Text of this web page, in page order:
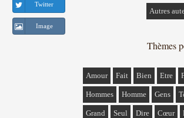
Twitter
Image
Autres
Thèmes
Amour Fait Bien Etre
Hommes Homme Gens
Grand Seul Dire Cœur